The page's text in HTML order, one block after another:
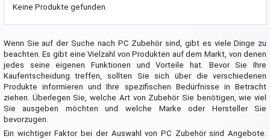
Keine Produkte gefunden.
Wenn Sie auf der Suche nach PC Zubehör sind, gibt es viele Dinge zu
beachten. Es gibt eine Vielzahl von Produkten auf dem Markt, von denen
jedes seine eigenen Funktionen und Vorteile hat. Bevor Sie Ihre
Kaufentscheidung treffen, sollten Sie sich über die verschiedenen
Produkte informieren und Ihre spezifischen Bedürfnisse in Betracht
ziehen. Überlegen Sie, welche Art von Zubehör Sie benötigen, wie viel
Sie ausgeben möchten und welche Marke oder Hersteller Sie
bevorzugen.
Ein wichtiger Faktor bei der Auswahl von PC Zubehör sind Angebote.